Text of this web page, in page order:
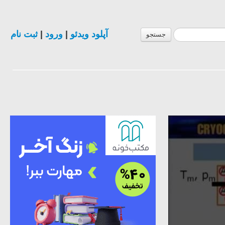
جستجو آپلود ویدئو ورود |ثبت نام